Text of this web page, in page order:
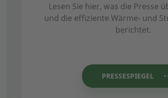
Lesen Sie hier, was die Presse
und die effiziente Wärme- und
berichtet.
PRESSESPIEGEL